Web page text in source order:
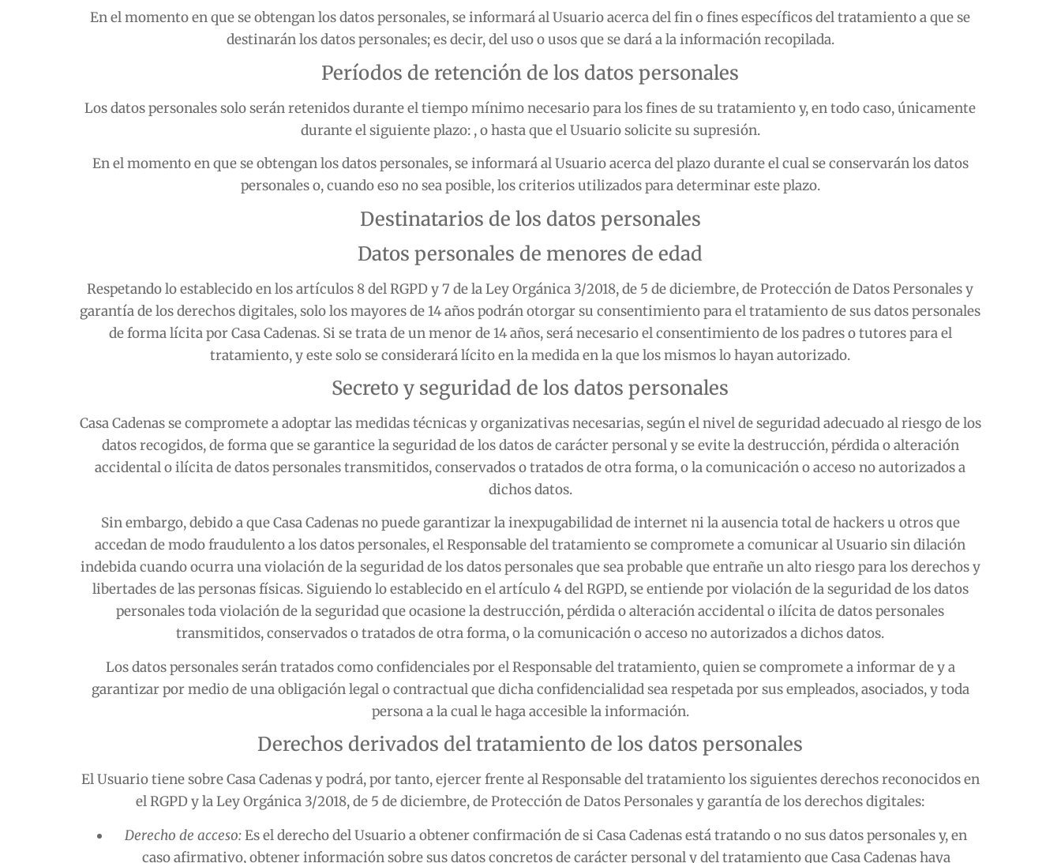
En el momento en que se obtengan los datos personales, se informará al Usuario acerca del fin o fines específicos del tratamiento a que se
destinarán los datos personales; es decir, del uso o usos que se dará a la información recopilada.
Períodos de retención de los datos personales
Los datos personales solo serán retenidos durante el tiempo mínimo necesario para los fines de su tratamiento y, en todo caso, únicamente
durante el siguiente plazo: , o hasta que el Usuario solicite su supresión.
En el momento en que se obtengan los datos personales, se informará al Usuario acerca del plazo durante el cual se conservarán los datos
personales o, cuando eso no sea posible, los criterios utilizados para determinar este plazo.
Destinatarios de los datos personales
Datos personales de menores de edad
Respetando lo establecido en los artículos 8 del RGPD y 7 de la Ley Orgánica 3/2018, de 5 de diciembre, de Protección de Datos Personales y
garantía de los derechos digitales, solo los mayores de 14 años podrán otorgar su consentimiento para el tratamiento de sus datos personales
de forma lícita porCasa Cadenas. Si se trata de un menor de 14 años, será necesario el consentimiento de los padres o tutores para el
tratamiento, y este solo se considerará lícito en la medida en la que los mismos lo hayan autorizado.
Secreto y seguridad de los datos personales
Casa Cadenasse compromete a adoptar las medidas técnicas y organizativas necesarias, según el nivel de seguridad adecuado al riesgo de los
datos recogidos, de forma que se garantice la seguridad de los datos de carácter personal y se evite la destrucción, pérdida o alteración
accidental o ilícita de datos personales transmitidos, conservados o tratados de otra forma, o la comunicación o acceso no autorizados a
dichos datos.
Sin embargo, debido a queCasa Cadenasno puede garantizar la inexpugabilidad de internet ni la ausencia total de hackers u otros que
accedan de modo fraudulento a los datos personales, el Responsable del tratamiento se compromete a comunicar al Usuario sin dilación
indebida cuando ocurra una violación de la seguridad de los datos personales que sea probable que entrañe un alto riesgo para los derechos y
libertades de las personas físicas. Siguiendo lo establecido en el artículo 4 del RGPD, se entiende por violación de la seguridad de los datos
personales toda violación de la seguridad que ocasione la destrucción, pérdida o alteración accidental o ilícita de datos personales
transmitidos, conservados o tratados de otra forma, o la comunicación o acceso no autorizados a dichos datos.
Los datos personales serán tratados como confidenciales por el Responsable del tratamiento, quien se compromete a informar de y a
garantizar por medio de una obligación legal o contractual que dicha confidencialidad sea respetada por sus empleados, asociados, y toda
persona a la cual le haga accesible la información.
Derechos derivados del tratamiento de los datos personales
El Usuario tiene sobreCasa Cadenasy podrá, por tanto, ejercer frente al Responsable del tratamiento los siguientes derechos reconocidos en
el RGPD y la Ley Orgánica 3/2018, de 5 de diciembre, de Protección de Datos Personales y garantía de los derechos digitales:
Derecho de acceso:Es el derecho del Usuario a obtener confirmación de siCasa Cadenasestá tratando o no sus datos personales y, en
caso afirmativo, obtener información sobre sus datos concretos de carácter personal y del tratamiento queCasa Cadenashaya